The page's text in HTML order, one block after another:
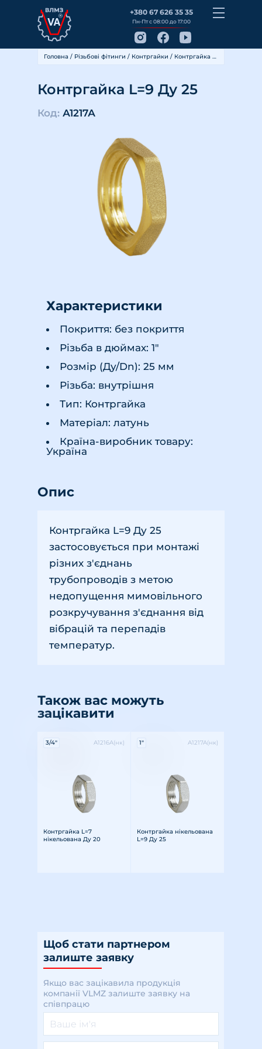
+380 67 626 35 35
Пн-Пт с 08:00 до 17:00
Головна / Різьбові фітинги / Контргайки / Контргайка L=9 Ду 25
Контргайка L=9 Ду 25
Код: А1217А
Характеристики
Покриття: без покриття
Різьба в дюймах: 1"
Розмір (Ду/Dn): 25 мм
Різьба: внутрішня
Тип: Контргайка
Матеріал: латунь
Країна-виробник товару:
Україна
Опис
Контргайка L=9 Ду 25
застосовується при монтажі
різних з'єднань
трубопроводів з метою
недопущення мимовільного
розкручування з'єднання від
вібрацій та перепадів
температур.
Також вас можуть
зацікавити
3/4" А1216А(нк)
Контргайка L=7
нікельована Ду 20
Характеристики: 1" А1217А(нк)
Контргайка нікельована
L=9 Ду 25
Характеристики:
Щоб стати партнером
залиште заявку
Якщо вас зацікавила продукція
компанії VLMZ залиште заявку на
співпрацю